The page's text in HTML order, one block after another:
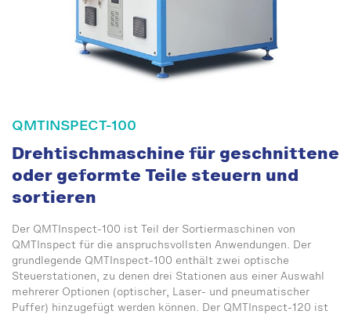
QMTINSPECT-100
Drehtischmaschine für geschnittene
oder geformte Teile steuern und
sortieren
Der QMTInspect-100 ist Teil der Sortiermaschinen von
QMTInspect für die anspruchsvollsten Anwendungen. Der
grundlegende QMTInspect-100 enthält zwei optische
Steuerstationen, zu denen drei Stationen aus einer Auswahl
mehrerer Optionen (optischer, Laser- und pneumatischer
Puffer) hinzugefügt werden können. Der QMTInspect-120 ist